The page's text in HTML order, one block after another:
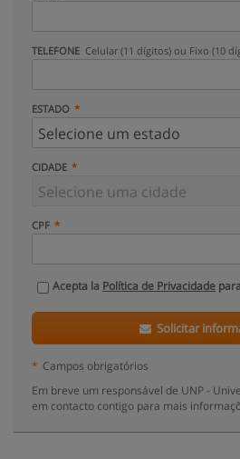
TELEFONE Celular (11 dígitos) ou Fixo (10
ESTADO
CIDADE
CPF
Acepta la Política de Privacidade
Solicitar
* Campos obrigatórios
Em breve um responsável de UNP -
em contacto contigo para mais